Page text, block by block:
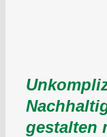
gestalten